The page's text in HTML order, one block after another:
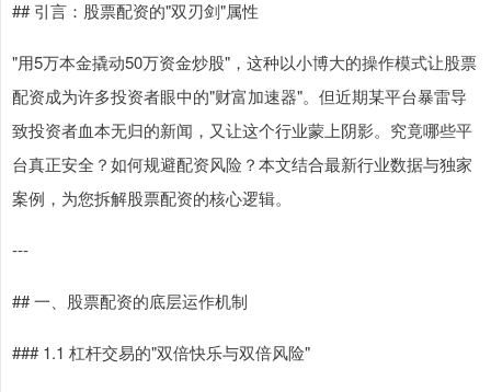
## 引言：股票配资的"双刃剑"属性
"用5万本金撬动50万资金炒股"，这种以小博大的操作模式让股票
配资成为许多投资者眼中的"财富加速器"。但近期某平台暴雷导
致投资者血本无归的新闻，又让这个行业蒙上阴影。究竟哪些平
台真正安全？如何规避配资风险？本文结合最新行业数据与独家
案例，为您拆解股票配资的核心逻辑。
---
## 一、股票配资的底层运作机制
### 1.1 杠杆交易的"双倍快乐与双倍风险"